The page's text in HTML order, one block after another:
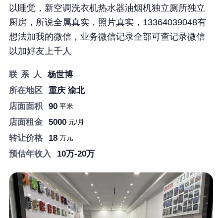
转让价格 18
预估年收入 10万-20万
洋溪人才网┃快印人才网
┃—【官网】
才网┃—【官网】
长按识别二维码看详情
以睡觉，新空调洗衣机热水器油烟机独立厕所独立
厨房，所说全属真实，照片真实，13364039048有
想法加我的微信，业务微信记录全部可查记录微信
以加好友上千人
联 系 人
杨世博
所在地区
重庆 渝北
店面面积
90平米
店面租金 5000元/月
转让价格 18万元
预估年收入 10万-20万